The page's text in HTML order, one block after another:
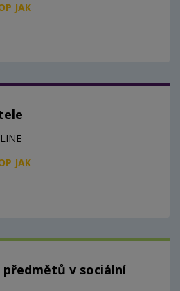
JAK
JAK
v sociální